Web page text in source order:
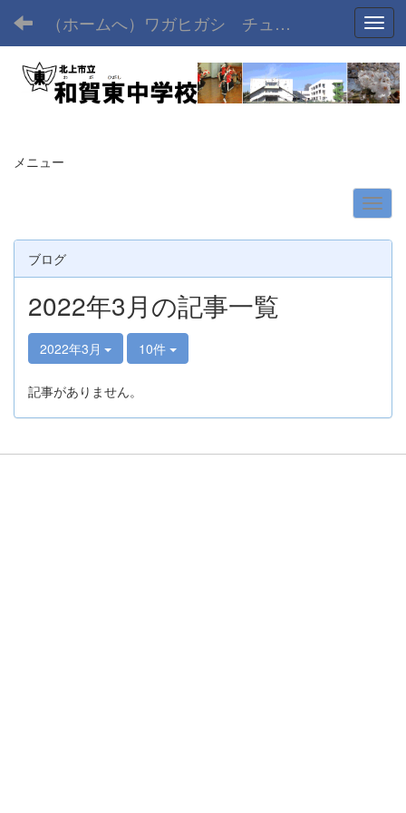
（ホームへ）ワガヒガシ チュウガッコウ
メニュー
ブログ
2022年3月の記事一覧
2022年3月 10件
記事がありません。